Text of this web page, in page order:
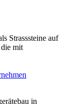
Strasssteine auf
mit